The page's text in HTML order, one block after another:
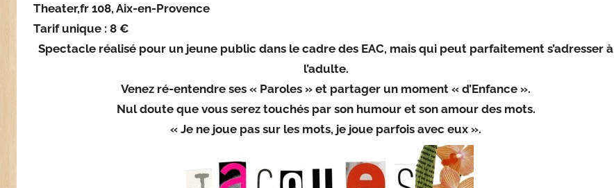
Theater,fr 108, Aix-en-Provence
Tarif unique : 8 €
Spectacle réalisé pour un jeune public dans le cadre des EAC, mais qui peut parfaitement s’adresser à
l’adulte.
Venez ré-entendre ses « Paroles » et partager un moment « d’Enfance ».
Nul doute que vous serez touchés par son humour et son amour des mots.
« Je ne joue pas sur les mots, je joue parfois avec eux ».